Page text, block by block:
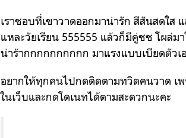
เราชอบที่เขาวาดออกมาน่ารัก สีสันสดใ
แหละวัยเรียน 555555 แล้วก็มีคู่ชช โผล่ม
น่าร้ากกกกกกกกกก มาแรงแบบเบียดตัวเ
อยากให้ทุกคนไปกดติดตามทวิตคนวาด เพ
ในเว็บและกดโดเนทได้ตามสะดวกนะคะ